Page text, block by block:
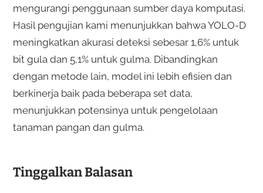
mengurangi penggunaan sumber daya komputasi.
Hasil pengujian kami menunjukkan bahwa YOLO-D
meningkatkan akurasi deteksi sebesar 1,6% untuk
bit gula dan 5,1% untuk gulma. Dibandingkan
dengan metode lain, model ini lebih efisien dan
berkinerja baik pada beberapa set data,
menunjukkan potensinya untuk pengelolaan
tanaman pangan dan gulma.
Tinggalkan Balasan